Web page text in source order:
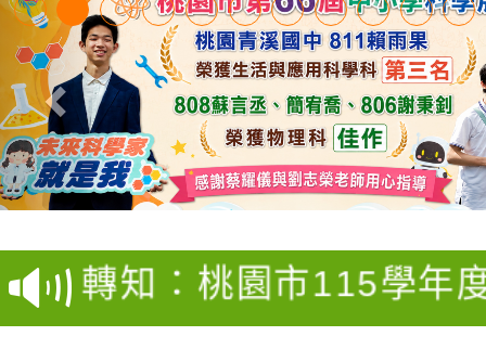
【甄選結果(第4招)】
學年度第1學期第9次代
結果(第4招)
【甄選結果(第12招)】
學年度第1學期第7次代
結果(第12招)
轉知：桃園市115學年
賽及師生本土語及新住
轉知：「桃園市115學